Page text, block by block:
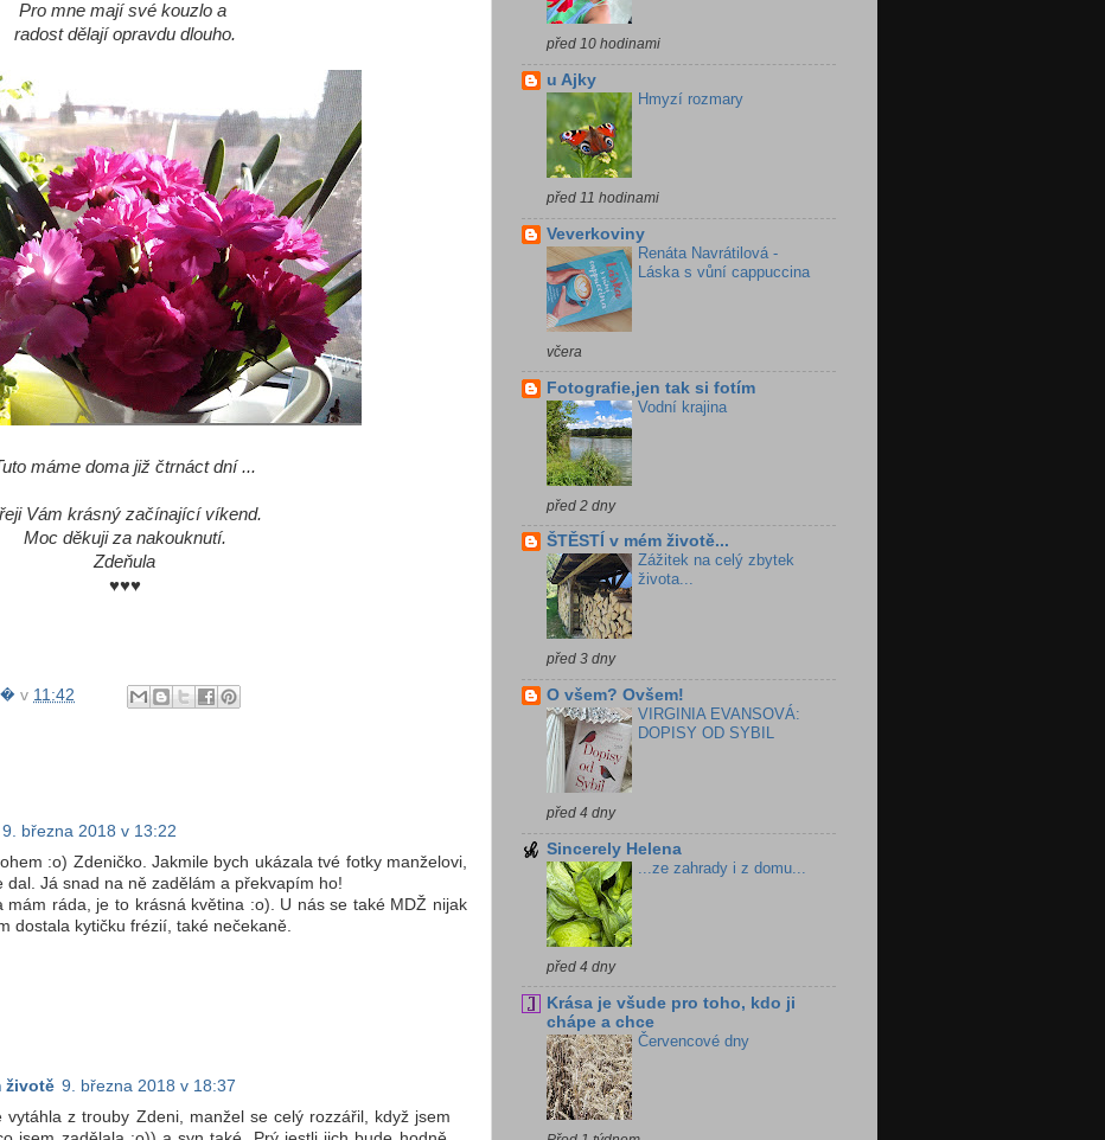
Pro mne mají své kouzlo a
radost dělají opravdu dlouho.
máme doma již čtrnáct dní ...
Vám krásný začínající víkend.
Moc děkuji za nakouknutí.
Zdeňula
♥♥♥
v 11:42
9. března 2018 v 13:22
:o) Zdeničko. Jakmile bych ukázala tvé fotky manželovi,
dal. Já snad na ně zadělám a překvapím ho!
mám ráda, je to krásná květina :o). U nás se také MDŽ nijak
dostala kytičku frézií, také nečekaně.
životě 9. března 2018 v 18:37
vytáhla z trouby Zdeni, manžel se celý rozzářil, když jsem
před 10 hodinami
u Ajky
Hmyzí rozmary
před 11 hodinami
Veverkoviny
Renáta Navrátilová -
Láska s vůní cappuccina
včera
Fotografie,jen tak si fotím
Vodní krajina
před 2 dny
ŠTĚSTÍ v mém životě...
Zážitek na celý zbytek
života...
před 3 dny
O všem? Ovšem!
VIRGINIA EVANSOVÁ:
DOPISY OD SYBIL
před 4 dny
Sincerely Helena
...ze zahrady i z domu...
před 4 dny
Krása je všude pro toho, kdo ji
chápe a chce
Červencové dny